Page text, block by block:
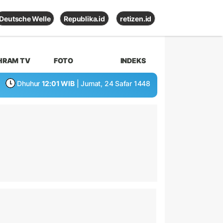
Deutsche Welle Republika.id retizen.id
TV FOTO INDEKS
Dhuhur 12:01 WIB | Jumat, 24 Safar 1448